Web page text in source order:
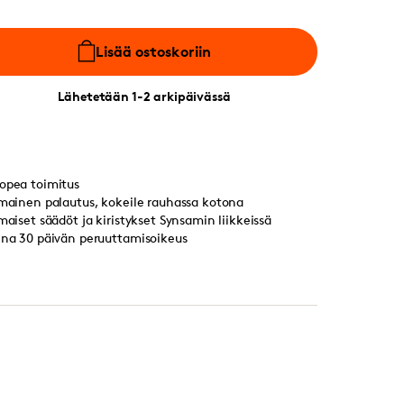
Lisää ostoskoriin
Lähetetään 1-2 arkipäivässä
toimitus
palautus, kokeile rauhassa kotona
säädöt ja kiristykset Synsamin liikkeissä
30 päivän peruuttamisoikeus